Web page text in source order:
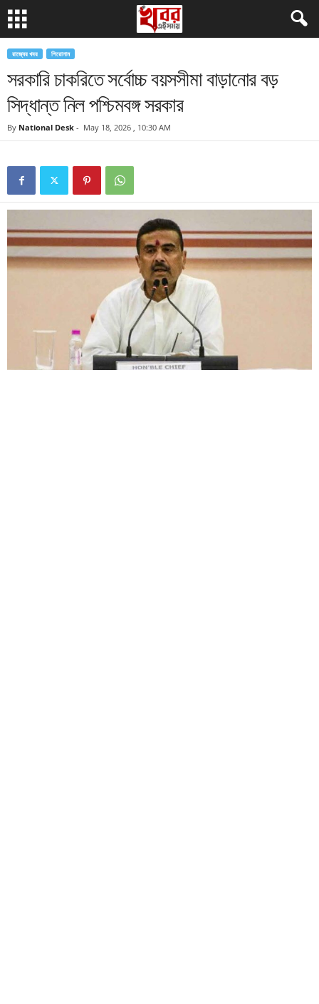
রাজ্যের খবর শিরোনাম
সরকারি চাকরিতে সর্বোচ্চ বয়সসীমা বাড়ানোর বড়
সিদ্ধান্ত নিল পশ্চিমবঙ্গ সরকার
By National Desk - May 18, 2026 , 10:30 AM